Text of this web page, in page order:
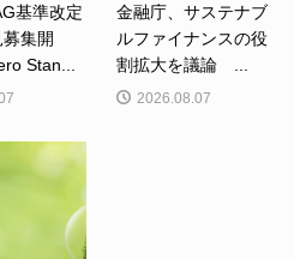
基準改定
集開
Stan...
金融庁、サステナブ
ルファイナンスの役
割拡大を議論 ...
2026.08.07